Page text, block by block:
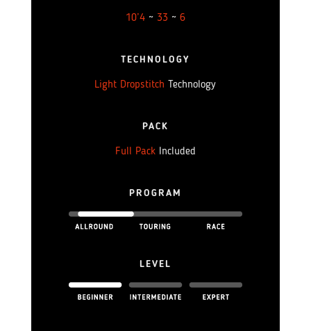
10’4~ 33~ 6
TECHNOLOGY
Light Dropstitch Technology
PACK
Full PackIncluded
PROGRAM
LEVEL